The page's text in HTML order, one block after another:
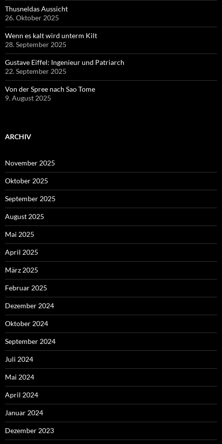
Thusneldas Aussicht
26. Oktober 2025
Wenn es kalt wird unterm Kilt
28. September 2025
Gustave Eiffel: Ingenieur und Patriarch
22. September 2025
Von der Spree nach Sao Tome
9. August 2025
ARCHIV
November 2025
Oktober 2025
September 2025
August 2025
Mai 2025
April 2025
März 2025
Februar 2025
Dezember 2024
Oktober 2024
September 2024
Juli 2024
Mai 2024
April 2024
Januar 2024
Dezember 2023